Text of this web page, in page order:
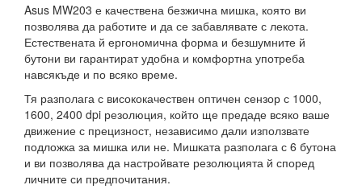
Asus MW203 е качествена безжична мишка, която ви
позволява да работите и да се забавлявате с лекота.
Естествената й ергономична форма и безшумните й
бутони ви гарантират удобна и комфортна употреба
навсякъде и по всяко време.
Тя разполага с висококачествен оптичен сензор с 1000,
1600, 2400 dpi резолюция, който ще предаде всяко ваше
движение с прецизност, независимо дали използвате
подложка за мишка или не. Мишката разполага с 6 бутона
и ви позволява да настройвате резолюцията й според
личните си предпочитания.